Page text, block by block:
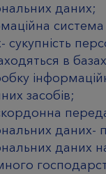
даних;
сукупність
в
засобів;
даних-
даних